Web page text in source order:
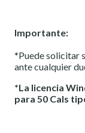
Importante:
*Puede solicitar
ante cualquier
*La licencia
para 50 Cals